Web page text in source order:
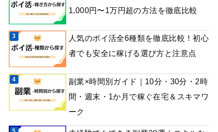
1,000円〜1万円超の方法を徹底比較
人気のポイ活全6種類を徹底比較！初心
者でも安全に稼げる選び方と注意点
副業×時間別ガイド｜10分・30分・2時
間・週末・1か月で稼ぐ在宅＆スキマワ
ーク